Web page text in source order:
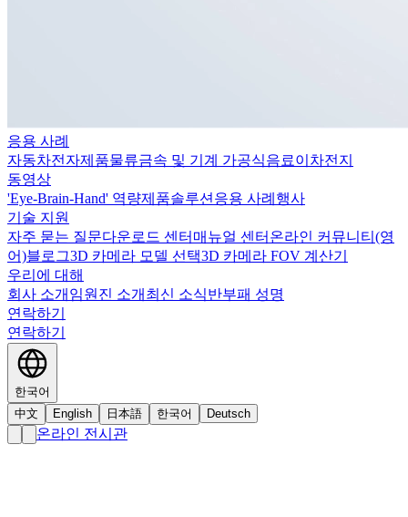
응용 사례
자동차전자제품물류금속 및 기계 가공식음료이차전지
동영상
'Eye-Brain-Hand' 역량제품솔루션 응용 사례 행사
기술 지원
자주 묻는 질문다운로드 센터 매뉴얼 센터 온라인 커뮤니티(영
어)블로그3D 카메라 모델 선택3D 카메라 FOV 계산기
우리에 대해
회사 소개 임원진 소개 최신 소식반부패 성명
연락하기
연락하기
한국어
中文
English 日本語 한국어 Deutsch
온라인 전시관